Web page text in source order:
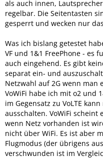
als auch innen,
regelbar. Die Seitentasten
gesperrt und wecken nur
Was ich bislang getestet
VF und 1&1 FreePhone - es
auch eingehend. Es gibt
separat ein- und
Netzwahl auf 2G wenn man
VoWiFi habe ich mit o2 und
im Gegensatz zu VoLTE
ausschalten. VoWiFi
wenn Netz vorhanden ist
nicht über WiFi. Es ist aber
Flugmodus (der übrigens
verschwunden ist im